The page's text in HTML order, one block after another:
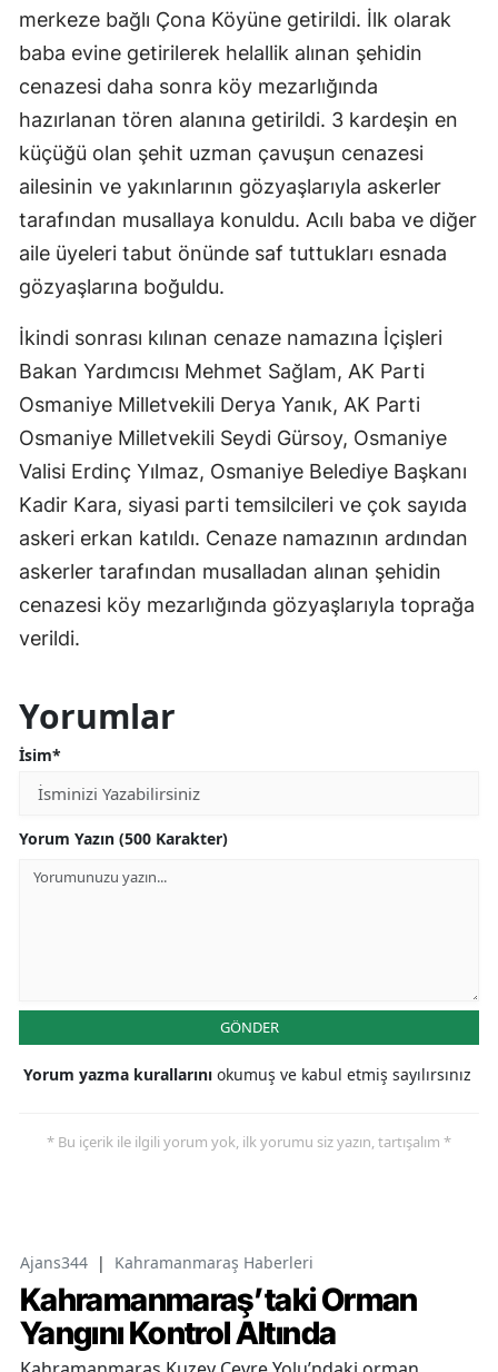
merkeze bağlı Çona Köyüne getirildi. İlk olarak
baba evine getirilerek helallik alınan şehidin
cenazesi daha sonra köy mezarlığında
hazırlanan tören alanına getirildi. 3 kardeşin en
küçüğü olan şehit uzman çavuşun cenazesi
ailesinin ve yakınlarının gözyaşlarıyla askerler
tarafından musallaya konuldu. Acılı baba ve diğer
aile üyeleri tabut önünde saf tuttukları esnada
gözyaşlarına boğuldu.
İkindi sonrası kılınan cenaze namazına İçişleri
Bakan Yardımcısı Mehmet Sağlam, AK Parti
Osmaniye Milletvekili Derya Yanık, AK Parti
Osmaniye Milletvekili Seydi Gürsoy, Osmaniye
Valisi Erdinç Yılmaz, Osmaniye Belediye Başkanı
Kadir Kara, siyasi parti temsilcileri ve çok sayıda
askeri erkan katıldı. Cenaze namazının ardından
askerler tarafından musalladan alınan şehidin
cenazesi köy mezarlığında gözyaşlarıyla toprağa
verildi.
Yorumlar
İsim*
Yorum Yazın (500 Karakter)
GÖNDER
Yorum yazma kurallarını okumuş ve kabul etmiş sayılırsınız
* Bu içerik ile ilgili yorum yok, ilk yorumu siz yazın, tartışalım *
Ajans344 | Kahramanmaraş Haberleri
Kahramanmaraş’taki Orman
Yangını Kontrol Altında